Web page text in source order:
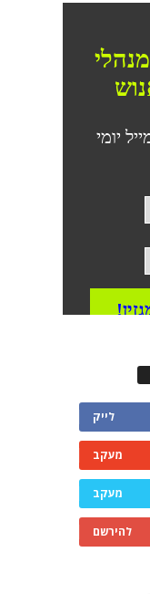
לייק
מעקב
מעקב
להירשם